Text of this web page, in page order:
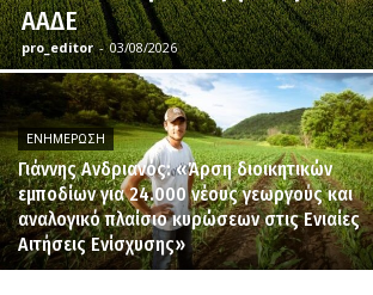
ΑΑΔΕ
pro_editor - 03/08/2026
ΕΝΗΜΈΡΩΣΗ
Γιάννης Ανδριανός: «Άρση διοικητικών
εμποδίων για 24.000 νέους γεωργούς και
αναλογικό πλαίσιο κυρώσεων στις Ενιαίες
Αιτήσεις Ενίσχυσης»